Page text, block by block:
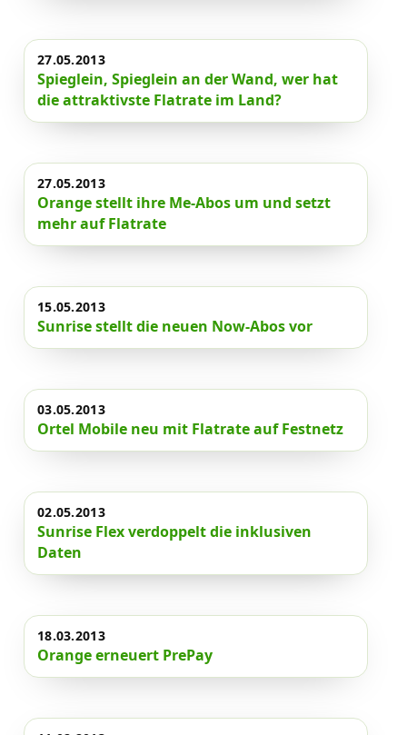
27.05.2013
Spieglein, Spieglein an der Wand, wer hat
die attraktivste Flatrate im Land?
27.05.2013
Orange stellt ihre Me-Abos um und setzt
mehr auf Flatrate
15.05.2013
Sunrise stellt die neuen Now-Abos vor
03.05.2013
Ortel Mobile neu mit Flatrate auf Festnetz
02.05.2013
Sunrise Flex verdoppelt die inklusiven
Daten
18.03.2013
Orange erneuert PrePay